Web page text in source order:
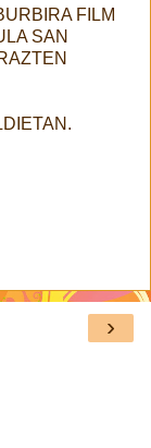
FILM
SAN
›